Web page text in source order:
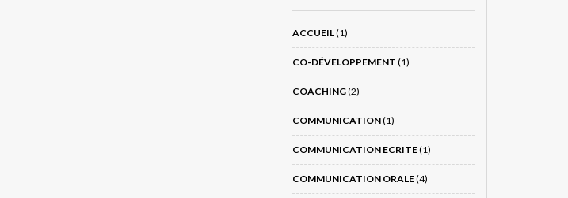
ACCUEIL(1)
CO-DÉVELOPPEMENT (1)
COACHING(2)
COMMUNICATION(1)
COMMUNICATION ECRITE(1)
COMMUNICATION ORALE(4)